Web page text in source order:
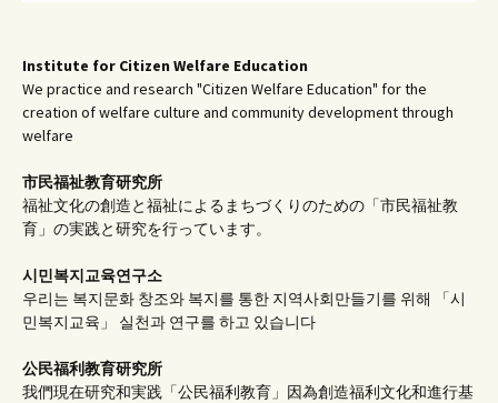
Institute for Citizen Welfare Education
We practice and research "Citizen Welfare Education" for the
creation of welfare culture and community development through
welfare
市民福祉教育研究所
福祉文化の創造と福祉によるまちづくりのための「市民福祉教
育」の実践と研究を行っています。
시민복지교육연구소
우리는 복지문화 창조와 복지를 통한 지역사회만들기를 위해 「시
민복지교육」 실천과 연구를 하고 있습니다
公民福利教育研究所
我們現在研究和実践「公民福利教育」因為創造福利文化和進行基